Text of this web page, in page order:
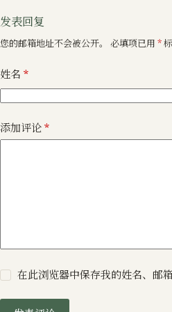
发表回复
您的邮箱地址不会被公开。 必填项已用 *
姓名 *
添加评论*
在此浏览器中保存我的姓名、邮